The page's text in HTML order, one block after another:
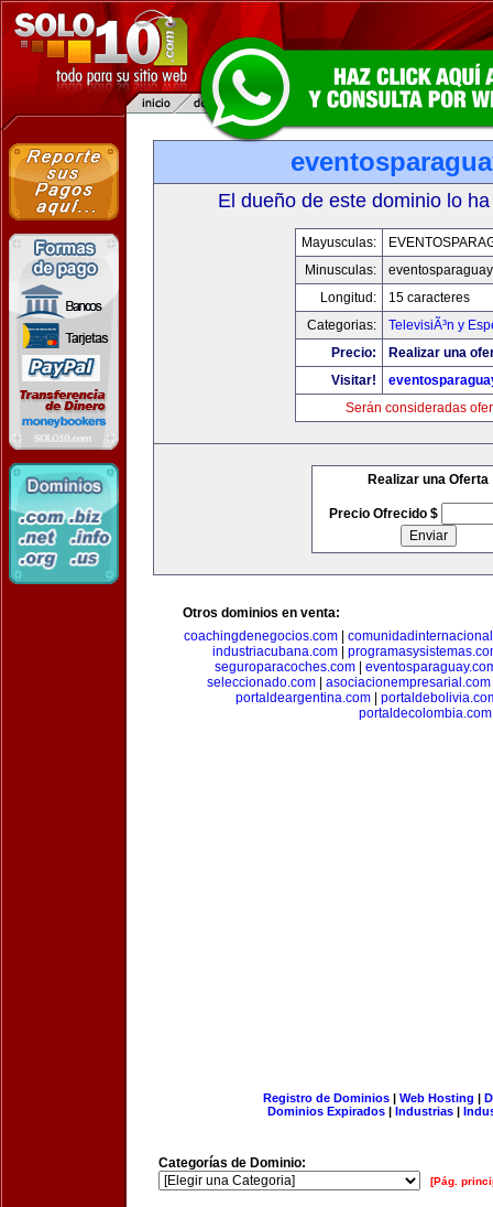
El dueño de este dominio lo
Mayusculas:
Minusculas:
Longitud:
15 caracteres
Categorias:
TelevisiÃ³n y
Precio:
Realizar una
Visitar!
Serán consideradas
Realizar una Oferta
Precio Ofrecido $
Otros dominios en venta:
coachingdenegocios.com
industriacubana.com
seguroparacoches.com|
seleccionado.com| asociacionempresarial.com
portaldeargentina.com|
portaldecolombia.com
Registro de Dominios| Web Hosting |
Dominios Expirados | Industrias |
Categorías de Dominio:
[Pág.